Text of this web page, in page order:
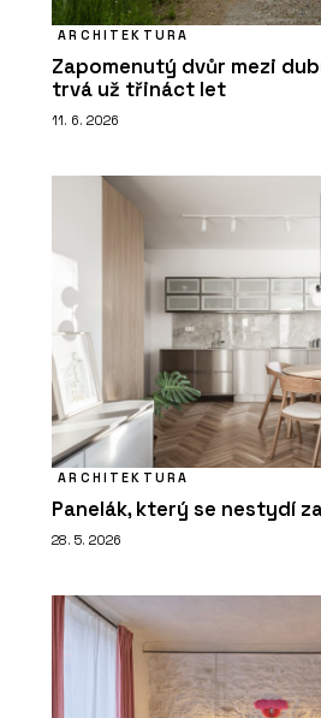
ARCHITEKTURA
Zapomenutý dvůr mezi
trvá už třináct let
11. 6. 2026
ARCHITEKTURA
Panelák, který se nestydí
28. 5. 2026